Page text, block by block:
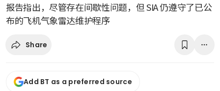
报告指出，尽管存在间歇性问题，但 SIA 仍遵守了已公
布的飞机气象雷达维护程序
Share
Add BT as a preferred source